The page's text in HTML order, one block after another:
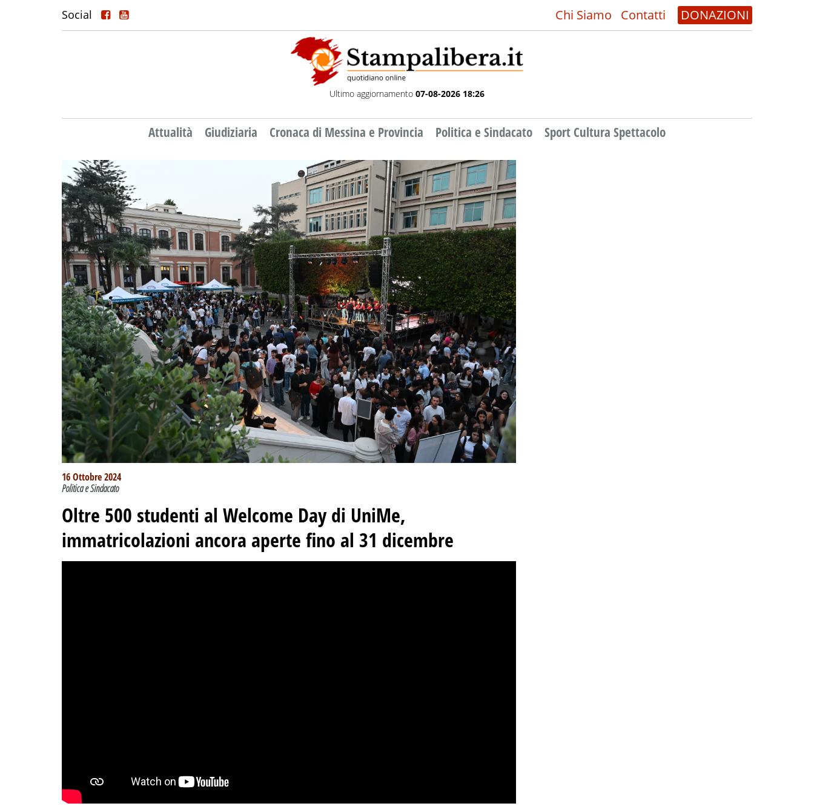
Social Chi Siamo Contatti DONAZIONI
Ultimo aggiornamento 07-08-2026 18:26
Attualità Giudiziaria Cronaca di Messina e Provincia Politica e Sindacato Sport Cultura Spettacolo
16 Ottobre 2024
Politica e Sindacato
Oltre 500 studenti al Welcome Day di UniMe,
immatricolazioni ancora aperte fino al 31 dicembre